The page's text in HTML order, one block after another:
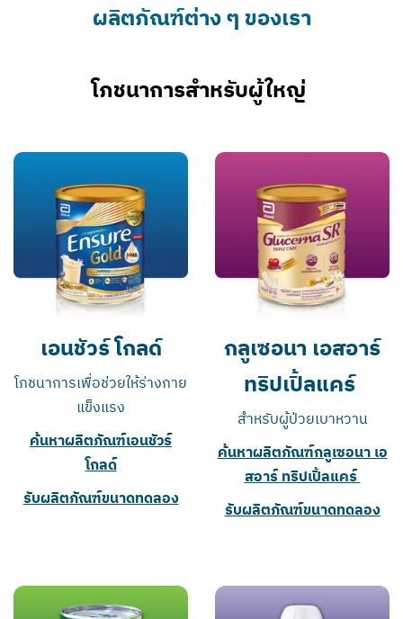
ผลิตภัณฑ์ต่าง ๆ ของเรา
โภชนาการสำหรับผู้ใหญ่
เอนชัวร์ โกลด์
โภชนาการเพื่อช่วยให้ร่างกาย
แข็งแรง
ค้นหาผลิตภัณฑ์เอนชัวร์
โกลด์
รับผลิตภัณฑ์ขนาดทดลอง
กลูเซอนา เอสอาร์
ทริปเปิ้ลแคร์
สำหรับผู้ป่วยเบาหวาน
ค้นหาผลิตภัณฑ์กลูเซอนา เอ
สอาร์ ทริปเปิ้ลแคร์
รับผลิตภัณฑ์ขนาดทดลอง